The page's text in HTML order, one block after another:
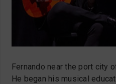
Fernando near the port city
He began his musical